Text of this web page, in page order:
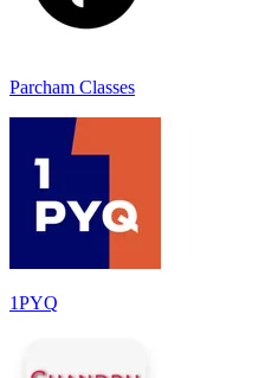
Parcham Classes
1PYQ